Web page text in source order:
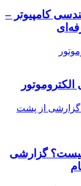
کامپیوتر –
گزارشی از پشت
چیست؟ گزارشی